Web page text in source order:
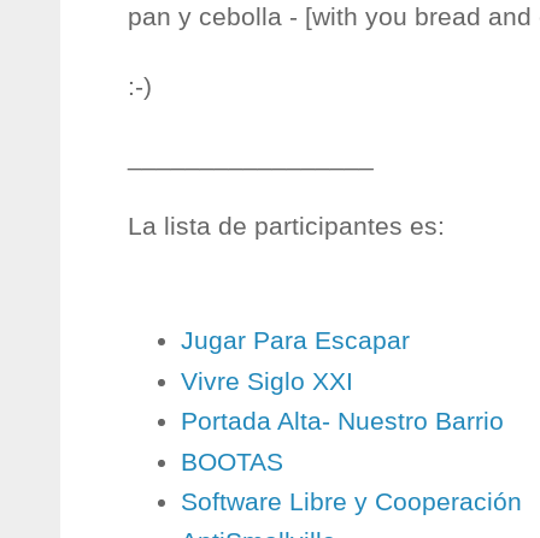
pan y cebolla - [with you bread and
:-)
La lista de participantes es:
Jugar Para Escapar
Vivre Siglo XXI
Portada Alta- Nuestro Barrio
BOOTAS
Software Libre y Cooperación